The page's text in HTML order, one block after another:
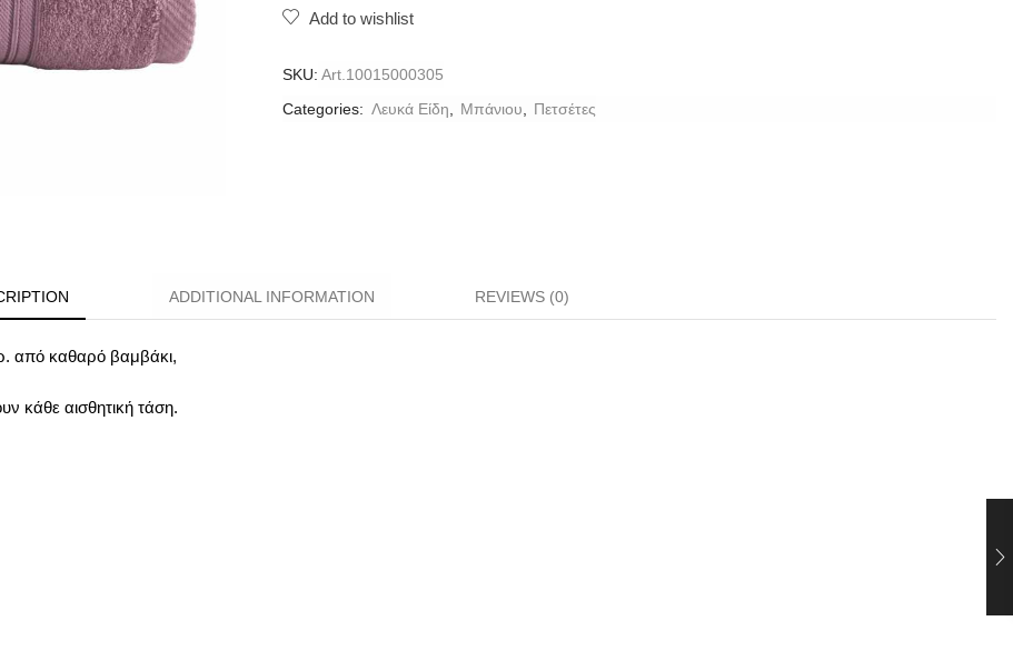
Add to wishlist
SKU: Art.10015000305
Categories: Λευκά Είδη Μπάνιου Πετσέτες
ADDITIONAL INFORMATION REVIEWS (0)
από καθαρό βαμβάκι,
κάθε αισθητική τάση.